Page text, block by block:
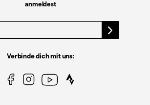
anmeldest
Verbinde dich mit uns: